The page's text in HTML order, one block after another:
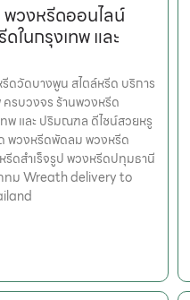
วงหรีดออนไลน์
ในกรุงเทพ และ
วัดบางพูน สไตล์หรีด บริการ
รบวงจร ร้านพวงหรีด
พ และ ปริมณฑล ดีไซน์สวยหรู
พวงหรีดพัดลม พวงหรีด
ดสำเร็จรูป พวงหรีดปทุมธานี
ม Wreath delivery to